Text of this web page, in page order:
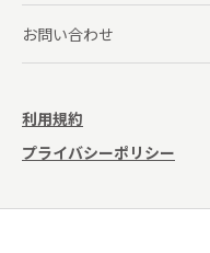
お問い合わせ
利用規約
プライバシーポリシー